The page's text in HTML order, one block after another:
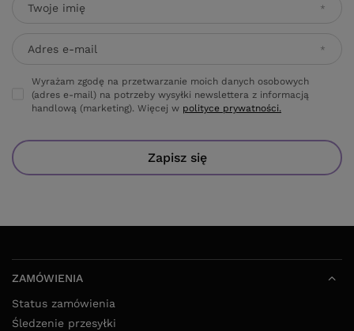
Twoje imię
Adres e-mail
Wyrażam zgodę na przetwarzanie moich danych osobowych
(adres e-mail) na potrzeby wysyłki newslettera z informacją
handlową (marketing). Więcej w polityce prywatności.
Zapisz się
ZAMÓWIENIA
Status zamówienia
Śledzenie przesyłki